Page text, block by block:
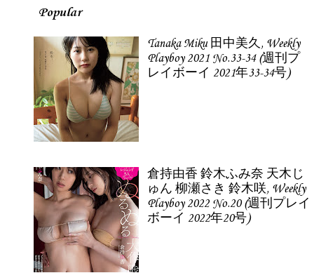
Popular
Tanaka Miku 田中美久, Weekly
Playboy 2021 No.33-34 (週刊プ
レイボーイ 2021年33-34号)
倉持由香 鈴木ふみ奈 天木じ
ゅん 柳瀬さき 鈴木咲, Weekly
Playboy 2022 No.20 (週刊プレイ
ボーイ 2022年20号)